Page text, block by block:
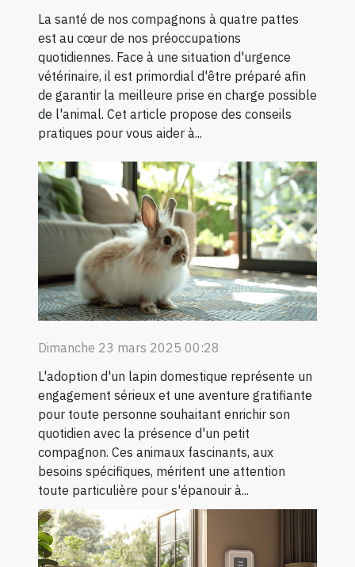
La santé de nos compagnons à quatre pattes
est au cœur de nos préoccupations
quotidiennes. Face à une situation d'urgence
vétérinaire, il est primordial d'être préparé afin
de garantir la meilleure prise en charge possible
de l'animal. Cet article propose des conseils
pratiques pour vous aider à...
Dimanche 23 mars 2025 00:28
L'adoption d'un lapin domestique représente un
engagement sérieux et une aventure gratifiante
pour toute personne souhaitant enrichir son
quotidien avec la présence d'un petit
compagnon. Ces animaux fascinants, aux
besoins spécifiques, méritent une attention
toute particulière pour s'épanouir à...